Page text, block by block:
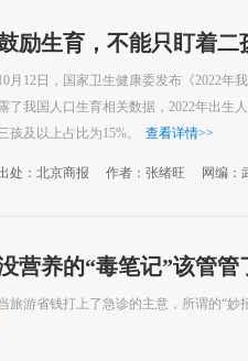
励生育，不能只盯着二
月12日，国家卫生健康委发布《2022年
了我国人口生育相关数据，2022年出生
孩及以上占比为15%。
查看详情>>
处：北京商报 作者：张绪旺 网编：
营养的“毒笔记”该管管
旅游省钱打上了急诊的主意，所谓的“妙